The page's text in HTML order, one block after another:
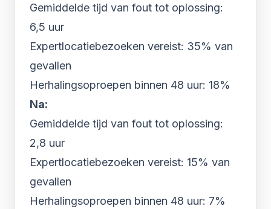
Gemiddelde tijd van fout tot oplossing:
6,5 uur
Expertlocatiebezoeken vereist: 35% van
gevallen
Herhalingsoproepen binnen 48 uur: 18%
Na:
Gemiddelde tijd van fout tot oplossing:
2,8 uur
Expertlocatiebezoeken vereist: 15% van
gevallen
Herhalingsoproepen binnen 48 uur: 7%